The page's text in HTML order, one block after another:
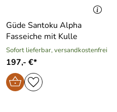
Güde Santoku Alpha
Fasseiche mit Kulle
Sofort lieferbar, versandkostenfrei
197,- €*